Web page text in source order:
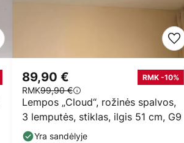
Lempos „Cloud“, rožinės spalvos,
3 lemputės, stiklas, ilgis 51 cm, G9
89,90 € RMK -10%
RMK99,90 €
Yra sandėlyje